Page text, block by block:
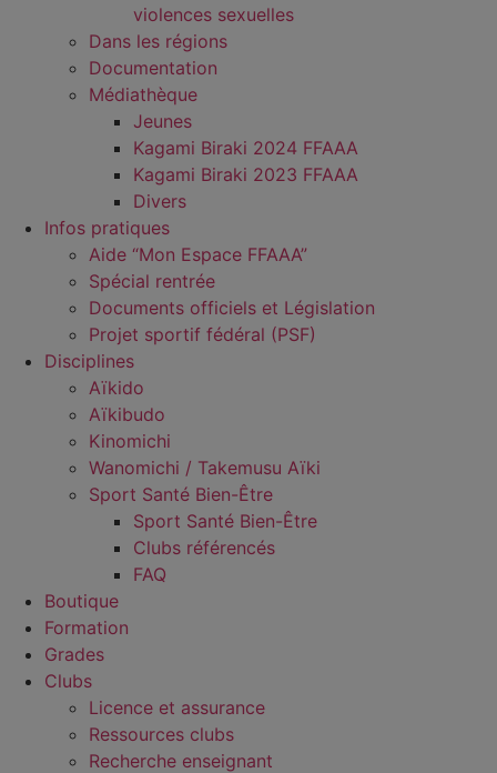
violences sexuelles
Dans les régions
Documentation
Médiathèque
Jeunes
Kagami Biraki 2024 FFAAA
Kagami Biraki 2023 FFAAA
Divers
Infos pratiques
Aide “Mon Espace FFAAA”
Spécial rentrée
Documents officiels et Législation
Projet sportif fédéral (PSF)
Disciplines
Aïkido
Aïkibudo
Kinomichi
Wanomichi / Takemusu Aïki
Sport Santé Bien-Être
Sport Santé Bien-Être
Clubs référencés
FAQ
Boutique
Formation
Grades
Clubs
Licence et assurance
Ressources clubs
Recherche enseignant